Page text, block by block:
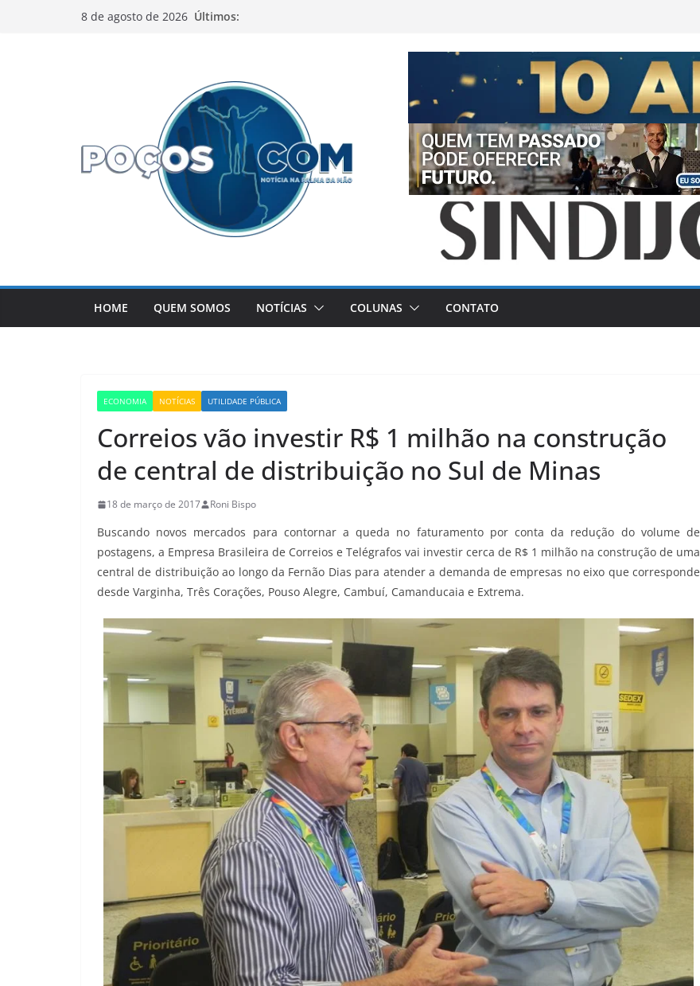
8 de agosto de 2026 Últimos:
HOME QUEM SOMOS NOTÍCIAS COLUNAS CONTATO
ECONOMIA NOTÍCIAS UTILIDADE PÚBLICA
Correios vão investir R$ 1 milhão na construção
de central de distribuição no Sul de Minas
18 de março de 2017 Roni Bispo
Buscando novos mercados para contornar a queda no faturamento por conta da redução do volume de
postagens, a Empresa Brasileira de Correios e Telégrafos vai investir cerca de R$ 1 milhão na construção de uma
central de distribuição ao longo da Fernão Dias para atender a demanda de empresas no eixo que corresponde
desde Varginha, Três Corações, Pouso Alegre, Cambuí, Camanducaia e Extrema.